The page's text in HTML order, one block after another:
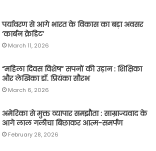
पर्यावरण से आगे भारत के विकास का बड़ा अवसर
‘कार्बन क्रेडिट’
March 11, 2026
“महिला दिवस विशेष” सपनों की उड़ान : शिक्षिका
और लेखिका डॉ. प्रियंका सौरभ
March 6, 2026
अमेरिका से मुक्त व्यापार समझौता : साम्राज्यवाद के
आगे लाल गलीचा बिछाकर आत्म-समर्पण
February 28, 2026